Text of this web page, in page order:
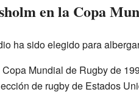
en la Copa
ha sido elegido para
Copa Mundial de Rugby de
de rugby de Estados